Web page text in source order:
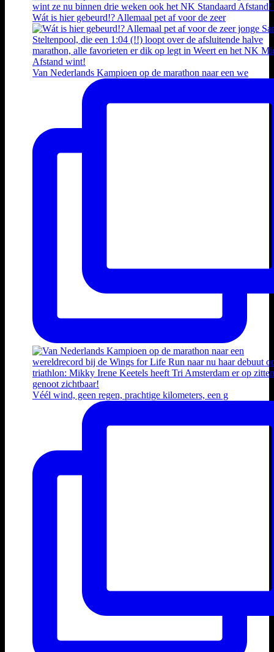
Wát is hier gebeurd!? Allemaal pet af voor de zeer
Van Nederlands Kampioen op de marathon naar een we
Véél wind, geen regen, prachtige kilometers, een g